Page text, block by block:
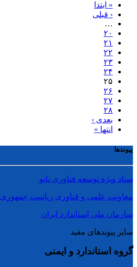
« ابتدا
‹ قبلی
…
۲۰
۲۱
۲۲
۲۳
۲۴
۲۵
۲۶
۲۷
۲۸
بعدی ›
انتها »
پیوندها
ستاد ویژه توسعه فناوری نانو
معاونت علمی و فناوری ریاست جمهوری
سازمان ملی استاندارد ایران
سایر پیوندهای مفید
گروه استاندارد و ایمنی